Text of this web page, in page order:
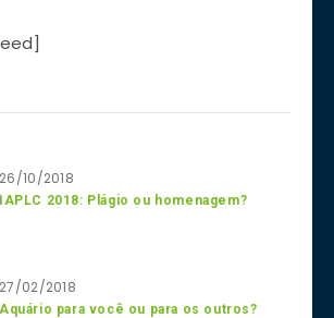
26/10/2018
IAPLC 2018: Plágio ou homenagem?
27/02/2018
Aquário para você ou para os outros?